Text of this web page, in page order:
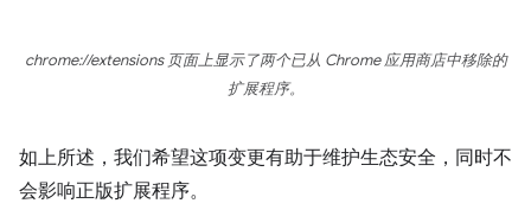
chrome://extensions 页面上显示了两个已从 Chrome 应用商店中移除的
扩展程序。
如上所述，我们希望这项变更有助于维护生态安全，同时不
会影响正版扩展程序。